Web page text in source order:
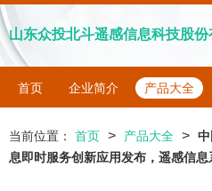
山东众投北斗遥感信息科技股份
首页 企业简介 产品大全
当前位置： 首页 > 产品大全 >
息即时服务创新应用发布，遥感信